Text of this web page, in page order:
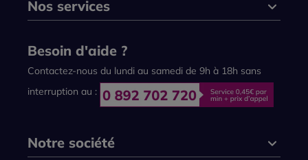
Nos services
Besoin d'aide ?
Contactez-nous du lundi au samedi de 9h à 18h sans
interruption au :
Notre société